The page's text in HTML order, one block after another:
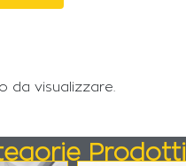
da visualizzare.
Prodotti